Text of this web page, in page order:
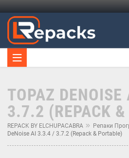
TOPAZ
3.7.2 (REPACK &
REPACK BY ELCHUPACABRA Репаки
DeNoise AI 3.3.4 / 3.7.2 (Repack & Portable)